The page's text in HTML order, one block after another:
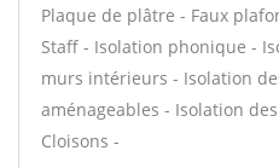
Plaque de plâtre - Faux
Staff - Isolation phonique -
murs intérieurs - Isolation
aménageables - Isolation
Cloisons -